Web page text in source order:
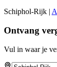
Schiphol-Rijk |
Ontvang
Vul in waar je